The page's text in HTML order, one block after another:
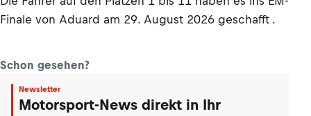
Finale von Aduard am 29. August 2026 geschafft .
Schon gesehen?
Newsletter
Motorsport-News direkt in Ihr